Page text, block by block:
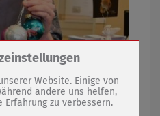
notwendige Cookies /
Cookie
Website. Einige von
andere uns helfen,
zu verbessern.